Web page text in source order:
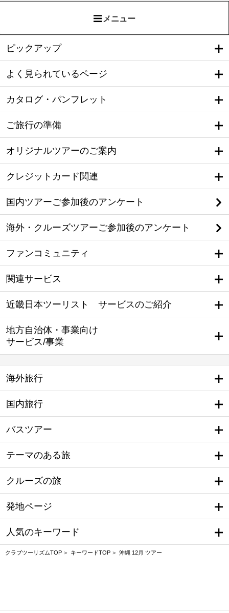
メニュー
ピックアップ
よく見られているページ
カタログ・パンフレット
ご旅行の準備
オリジナルツアーのご案内
クレジットカード関連
国内ツアーご参加後のアンケート
海外・クルーズツアーご参加後のアンケート
ファンコミュニティ
関連サービス
近畿日本ツーリスト サービスのご紹介
地方自治体・事業向け
サービス/事業
海外旅行
国内旅行
バスツアー
テーマのある旅
クルーズの旅
発地ページ
人気のキーワード
クラブツーリズムTOP キーワードTOP 沖縄 12月 ツアー